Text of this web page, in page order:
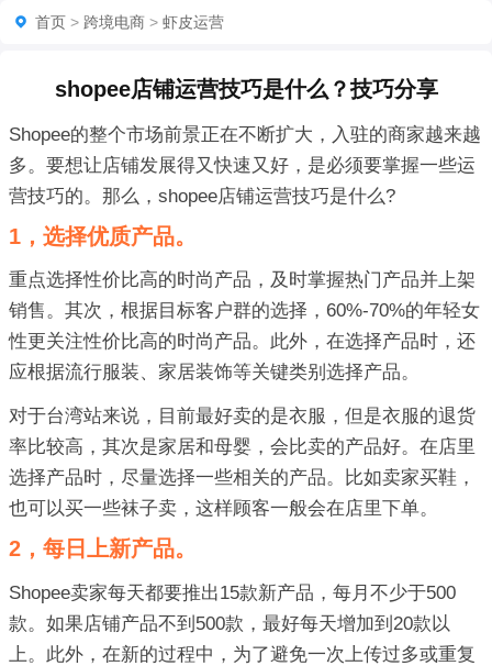
首页 > 跨境电商 > 虾皮运营
shopee店铺运营技巧是什么？技巧分享
Shopee的整个市场前景正在不断扩大，入驻的商家越来越
多。要想让店铺发展得又快速又好，是必须要掌握一些运
营技巧的。那么，shopee店铺运营技巧是什么?
1，选择优质产品。
重点选择性价比高的时尚产品，及时掌握热门产品并上架
销售。其次，根据目标客户群的选择，60%-70%的年轻女
性更关注性价比高的时尚产品。此外，在选择产品时，还
应根据流行服装、家居装饰等关键类别选择产品。
对于台湾站来说，目前最好卖的是衣服，但是衣服的退货
率比较高，其次是家居和母婴，会比卖的产品好。在店里
选择产品时，尽量选择一些相关的产品。比如卖家买鞋，
也可以买一些袜子卖，这样顾客一般会在店里下单。
2，每日上新产品。
Shopee卖家每天都要推出15款新产品，每月不少于500
款。如果店铺产品不到500款，最好每天增加到20款以
上。此外，在新的过程中，为了避免一次上传过多或重复